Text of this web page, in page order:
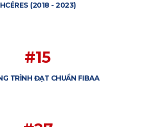
HCÉRES (2018 - 2023)
#15
TRÌNH ĐẠT CHUẨN FIBAA